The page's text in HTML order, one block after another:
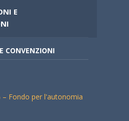
E
CONVENZIONI
– Fondo per l'autonomia